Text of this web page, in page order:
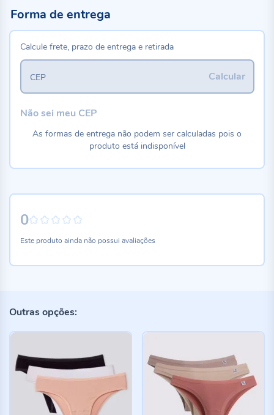
0
Este produto ainda não possui avaliações
Forma de entrega
Calcule frete, prazo de entrega e retirada
Calcular
CEP
Não sei meu CEP
As formas de entrega não podem ser calculadas pois o
produto está indisponível
Outras opções: